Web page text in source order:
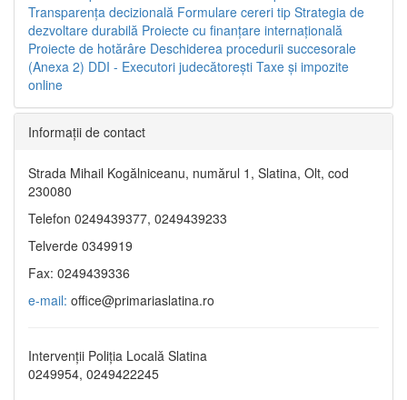
Transparenţa decizională Formulare cereri tip Strategia de
dezvoltare durabilă Proiecte cu finanţare internaţională
Proiecte de hotărâre Deschiderea procedurii succesorale
(Anexa 2) DDI - Executori judecătorești Taxe şi impozite
online
Informaţii de contact
Strada Mihail Kogălniceanu, numărul 1, Slatina, Olt, cod
230080
Telefon 0249439377, 0249439233
Telverde 0349919
Fax: 0249439336
e-mail: office@primariaslatina.ro
Intervenții Poliția Locală Slatina
0249954, 0249422245